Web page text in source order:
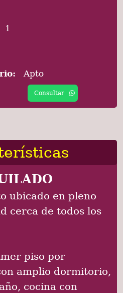
1
Apto
Consultar
ubicado en pleno
cerca de todos los
piso por
amplio dormitorio,
cocina con